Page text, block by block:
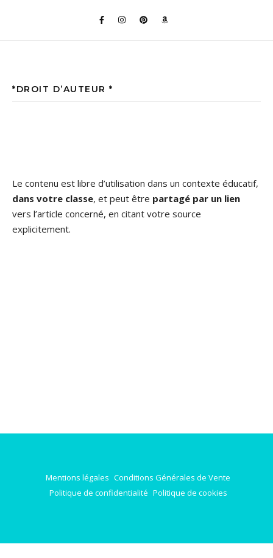
*DROIT D’AUTEUR *
Le contenu est libre d’utilisation dans un contexte éducatif,
dans votre classe, et peut être partagé par un lien
vers l’article concerné, en citant votre source
explicitement.
Mentions légales Conditions Générales de Vente
Politique de confidentialité Politique de cookies